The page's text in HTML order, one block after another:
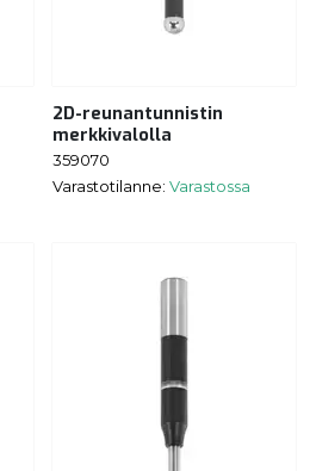
2D-reunantunnistin
merkkivalolla
359070
Varastotilanne: Varastossa